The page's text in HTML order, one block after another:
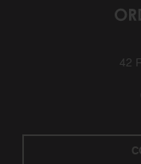
42